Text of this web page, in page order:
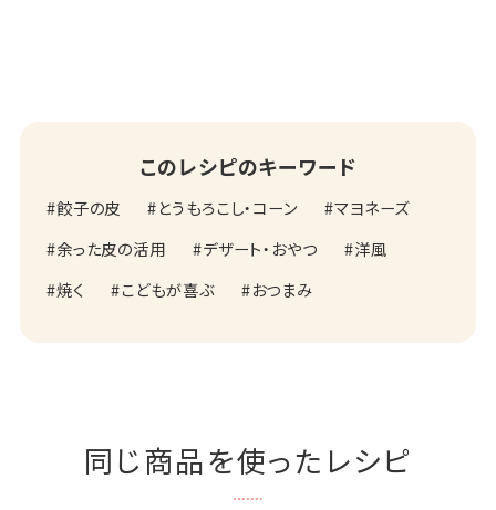
このレシピのキーワード
餃子の皮 とうもろこし・コーン
マヨネーズ
余った皮の活用
デザート・おやつ
洋風
焼く
こどもが喜ぶ おつまみ
同じ商品を使ったレシピ